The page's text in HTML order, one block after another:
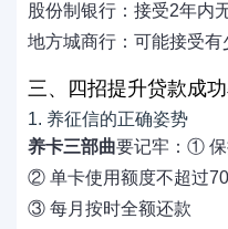
股份制银行：接受2年内
地方城商行：可能接受
三、四招提升贷款成
1. 养征信的正确姿势
养卡三部曲要记牢：① 保
② 单卡使用额度不超过
③ 每月按时全额还款